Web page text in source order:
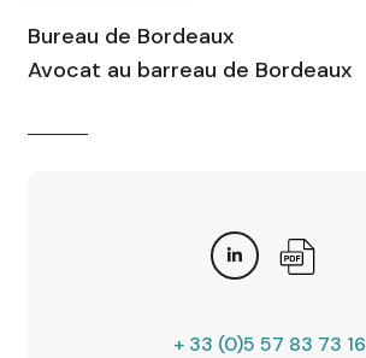
Bureau de Bordeaux
Avocat au barreau de Bordeaux
+ 33 (0)5 57 83 73 16